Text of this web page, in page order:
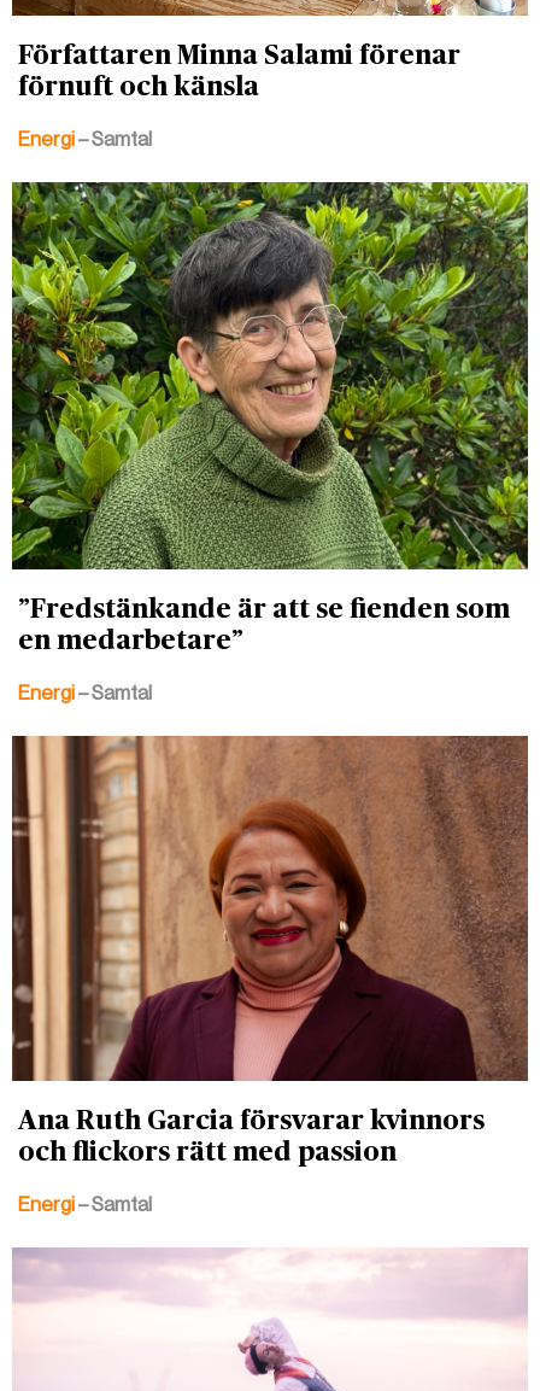
Författaren Minna Salami förenar
förnuft och känsla
Energi– Samtal
”Fredstänkande är att se fienden som
en medarbetare”
Energi– Samtal
Ana Ruth Garcia försvarar kvinnors
och flickors rätt med passion
Energi– Samtal